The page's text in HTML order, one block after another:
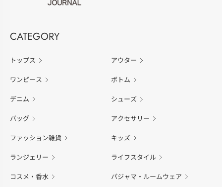
CATEGORY
トップス アウター
ワンピース ボトム
デニム シューズ
バッグ アクセサリー
ファッション雑貨 キッズ
ランジェリー ライフスタイル
コスメ・香水 パジャマ・ルームウェア